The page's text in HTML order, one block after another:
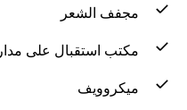
مجفف الشعر
مكتب استقبال على مدار 24 ساعة
ميكروويف